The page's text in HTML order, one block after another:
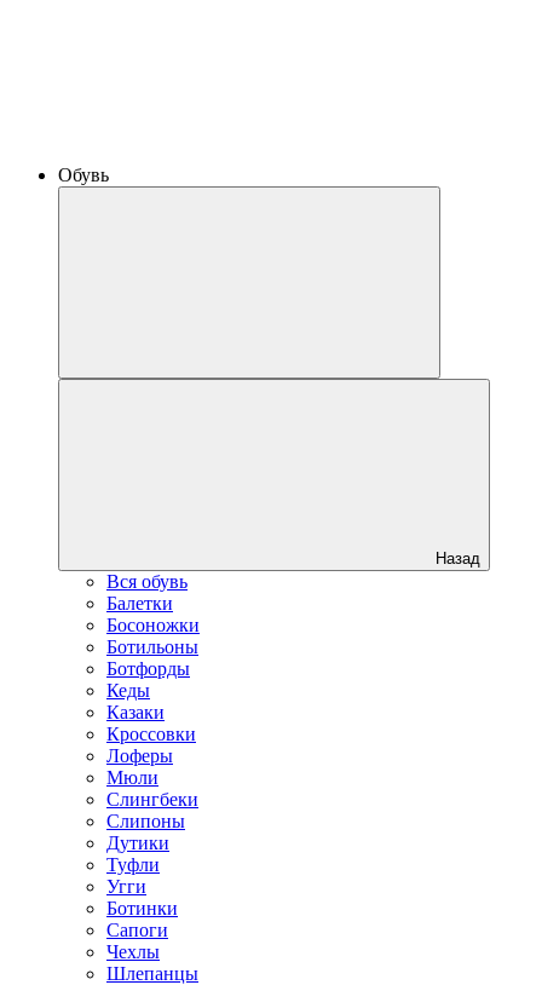
Обувь
Назад
Вся обувь
Балетки
Босоножки
Ботильоны
Ботфорды
Кеды
Казаки
Кроссовки
Лоферы
Мюли
Слингбеки
Слипоны
Дутики
Туфли
Угги
Ботинки
Сапоги
Чехлы
Шлепанцы